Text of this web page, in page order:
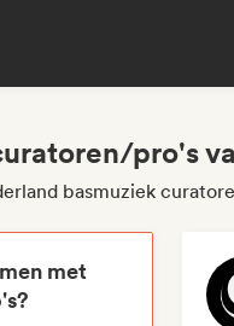
pro's
basmuziek
met